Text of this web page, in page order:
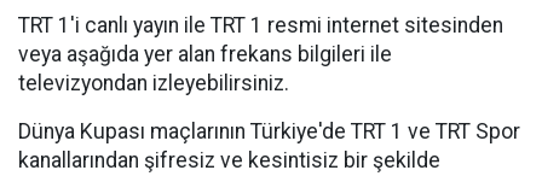
TRT 1'i canlı yayın ile TRT 1 resmi internet sitesinden
veya aşağıda yer alan frekans bilgileri ile
televizyondan izleyebilirsiniz.
Dünya Kupası maçlarının Türkiye'de TRT 1 ve TRT Spor
kanallarından şifresiz ve kesintisiz bir şekilde